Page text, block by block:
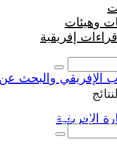
وهيئات
إفريقية
Eng Fr